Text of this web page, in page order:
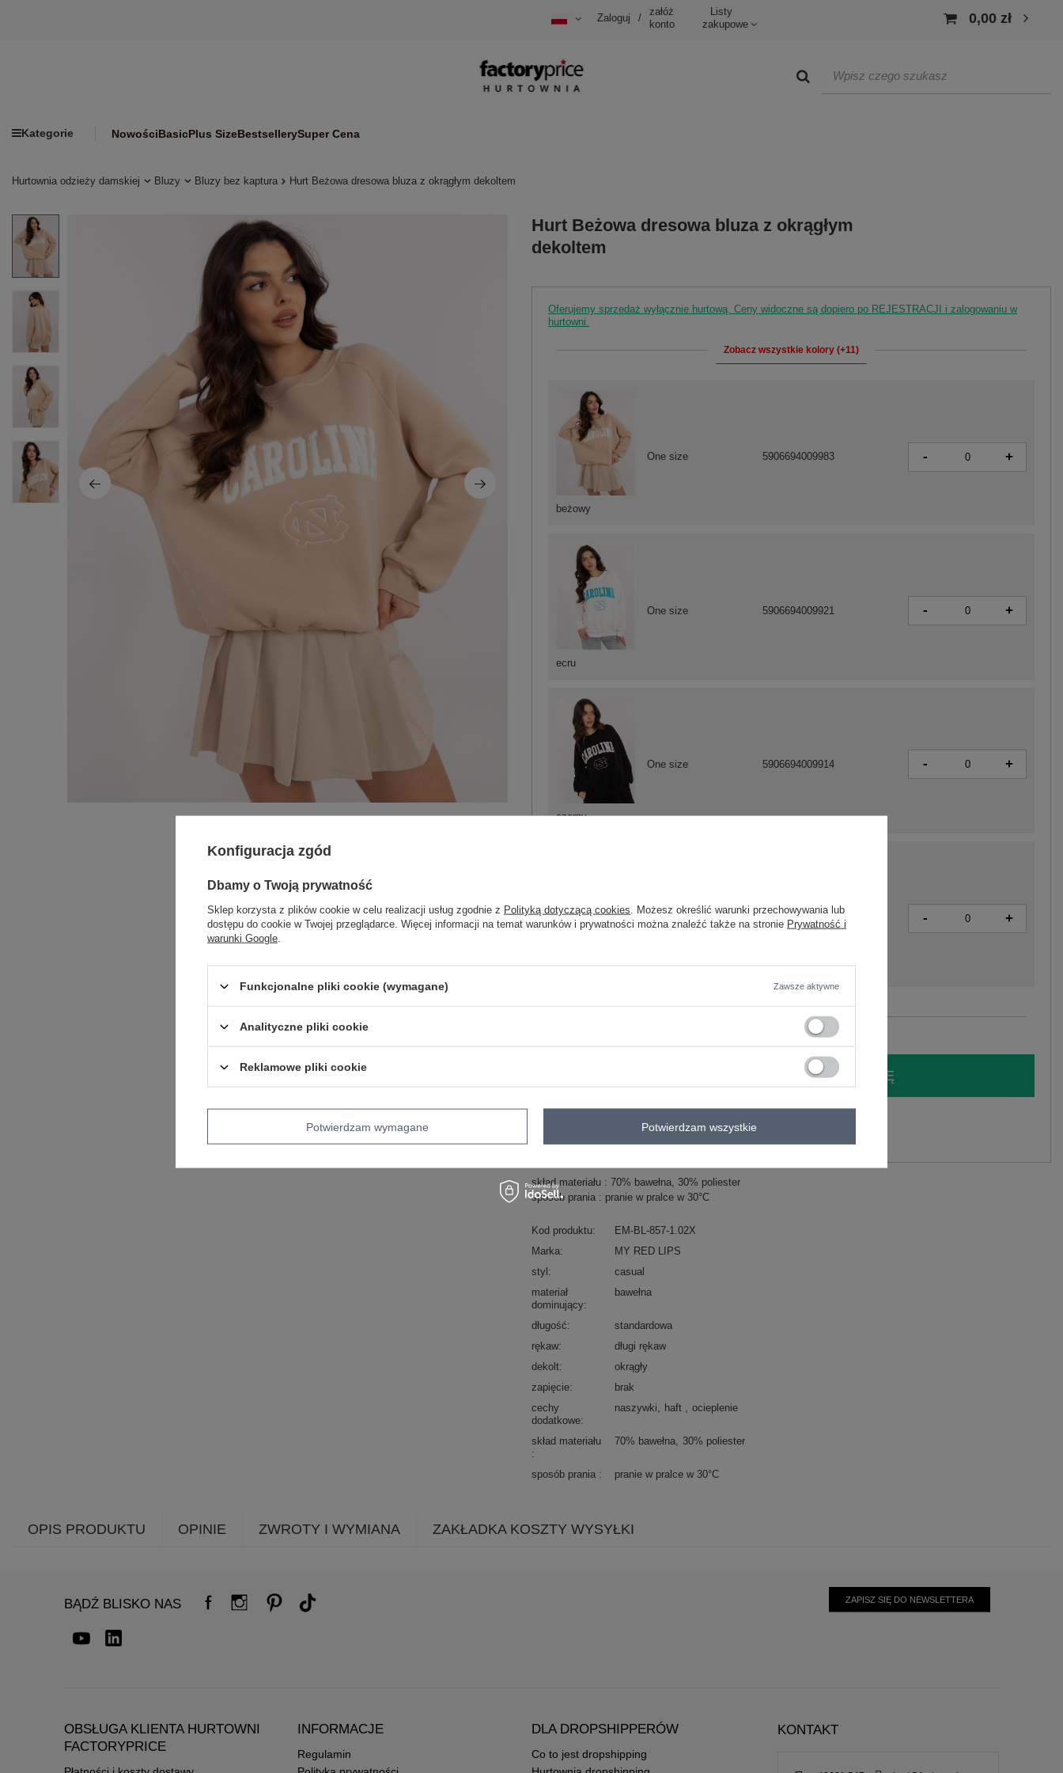
Zaloguj /
załóż
konto
Listy
zakupowe
0,00 zł
Kategorie NowościBasicPlus SizeBestsellerySuper Cena
Hurtownia odzieży damskiej Bluzy Bluzy bez kaptura Hurt Beżowa dresowa bluza z okrągłym dekoltem
Hurt Beżowa dresowa bluza z okrągłym
dekoltem
Oferujemy sprzedaż wyłącznie hurtową. Ceny widoczne są dopiero po REJESTRACJI i zalogowaniu w
hurtowni.
Zobacz wszystkie kolory (+11)
ecru
One size 5906694009921 - +
czarny
One size 5906694009914 - +
One size 5906694009969 - +
beżowy
One size 5906694009983 - +
Zobacz wszystkie kolory (+11)
ZALOGUJ SIĘ I ZOBACZ CENĘ
skład materiału : 70% bawełna, 30% poliester
sposób prania : pranie w pralce w 30°C
Kod produktu
EM-BL-857-1.02X
Marka
MY RED LIPS
styl
casual
materiał
dominujący
bawełna
długość
standardowa
rękaw
długi rękaw
dekolt
okrągły
zapięcie
brak
cechy
dodatkowe
naszywki haft ocieplenie
skład materiału 70% bawełna 30% poliester
sposób prania pranie w pralce w 30°C
OPIS PRODUKTU OPINIE ZWROTY I WYMIANA ZAKŁADKA KOSZTY WYSYŁKI
BĄDŹ BLISKO NAS ZAPISZ SIĘ DO NEWSLETTERA
OBSŁUGA KLIENTA HURTOWNI
FACTORYPRICE
INFORMACJE
Regulamin
DLA DROPSHIPPERÓW
Co to jest dropshipping
KONTAKT
Konfiguracja zgód
Dbamy o Twoją prywatność
Sklep korzysta z plików cookie w celu realizacji usług zgodnie z Polityką dotyczącą cookies . Możesz określić warunki przechowywania lub
dostępu do cookie w Twojej przeglądarce. Więcej informacji na temat warunków i prywatności można znaleźć także na stronie Prywatność i
warunki Google
Funkcjonalne pliki cookie (wymagane) Zawsze aktywne
Analityczne pliki cookie
Reklamowe pliki cookie
Potwierdzam wymagane Potwierdzam wszystkie